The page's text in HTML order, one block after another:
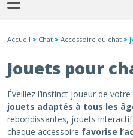
Accueil > Chat > Accessoire du chat >
Jouets pour
Éveillez l’instinct joueur de
jouets adaptés à tous les
rebondissantes, jouets
chaque accessoire favorise